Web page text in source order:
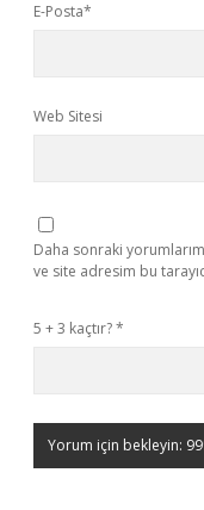
E-Posta*
Web Sitesi
Daha sonraki
ve site adresim bu
5 + 3 kaçtır?*